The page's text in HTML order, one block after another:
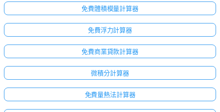
免費體積模量計算器
免費浮力計算器
免費商業貸款計算器
微積分計算器
免費量熱法計算器